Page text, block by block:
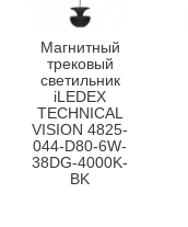
Магнитный
трековый
светильник
iLEDEX
TECHNICAL
VISION 4825-
044-D80-6W-
38DG-4000K-
BK